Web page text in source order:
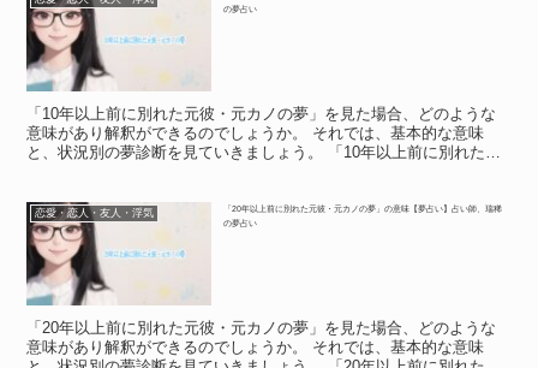
の夢占い
「10年以上前に別れた元彼・元カノの夢」を見た場合、どのような
意味があり解釈ができるのでしょうか。 それでは、基本的な意味
と、状況別の夢診断を見ていきましょう。 「10年以上前に別れた元
恋愛・恋人・友人・浮気
「20年以上前に別れた元彼・元カノの夢」の意味【夢占い】占い師、瑞稀
の夢占い
「20年以上前に別れた元彼・元カノの夢」を見た場合、どのような
意味があり解釈ができるのでしょうか。 それでは、基本的な意味